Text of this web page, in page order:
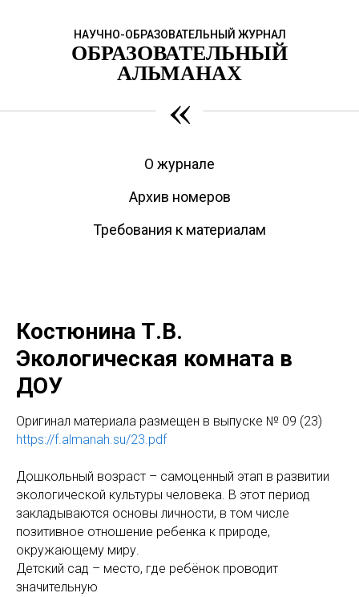
НАУЧНО-ОБРАЗОВАТЕЛЬНЫЙ ЖУРНАЛ
ОБРАЗОВАТЕЛЬНЫЙ
АЛЬМАНАХ
«
О журнале
Архив номеров
Требования к материалам
Костюнина Т.В.
Экологическая комната в
ДОУ
Оригинал материала размещен в выпуске № 09 (23)
https://f.almanah.su/23.pdf
Дошкольный возраст – самоценный этап в развитии
экологической культуры человека. В этот период
закладываются основы личности, в том числе
позитивное отношение ребенка к природе,
окружающему миру.
Детский сад – место, где ребёнок проводит
значительную